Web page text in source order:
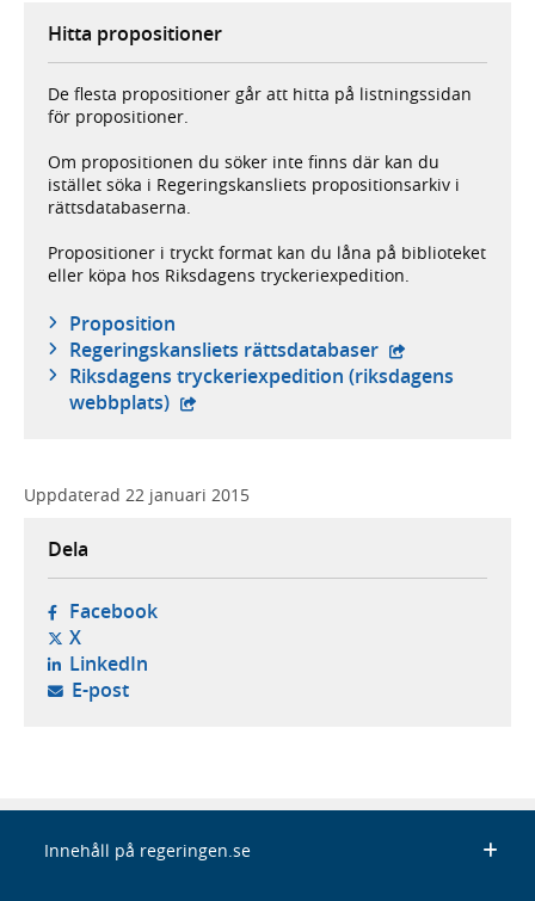
Hitta propositioner
De flesta propositioner går att hitta på listningssidan
för propositioner.
Om propositionen du söker inte finns där kan du
istället söka i Regeringskansliets propositionsarkiv i
rättsdatabaserna.
Propositioner i tryckt format kan du låna på biblioteket
eller köpa hos Riksdagens tryckeriexpedition.
Proposition
Regeringskansliets rättsdatabaser - extern
Riksdagens tryckeriexpedition (riksdagens
webbplats) - extern webbplats,
Uppdaterad 22 januari 2015
Dela
Facebook- öppnas i ny flik, extern webbplats,
X- öppnas i ny flik, extern webbplats,
LinkedIn- öppnas i ny flik, extern webbplats,
E-post- öppnar din e-postklient,
Innehåll på regeringen.se